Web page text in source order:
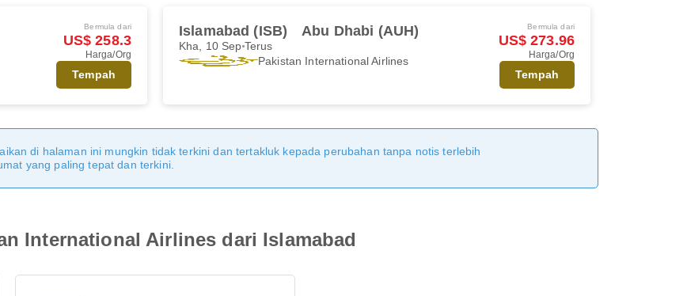
Bermula dari
US$ 258.3
Harga/Org
Tempah
Islamabad (ISB) Abu Dhabi (AUH)
Kha, 10 Sep Terus
Pakistan International Airlines
Bermula dari
US$ 273.96
Harga/Org
Tempah
di halaman ini mungkin tidak terkini dan tertakluk kepada perubahan tanpa notis terlebih
yang paling tepat dan terkini.
International Airlines dari Islamabad